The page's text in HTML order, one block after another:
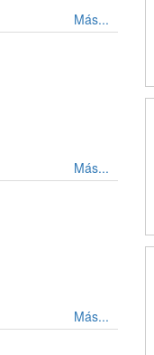
Más...
Más...
Más...